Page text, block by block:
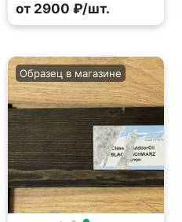
от 2900 ₽/шт.
Образец в магазине